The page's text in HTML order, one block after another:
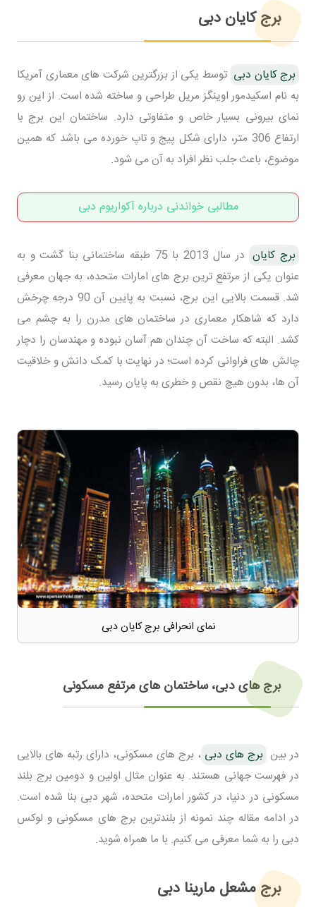
برج کایان دبی
برج کایان دبی توسط یکی از بزرگترین شرکت های معماری آمریکا
به نام اسکیدمور اوینگز مریل طراحی و ساخته شده است. از این رو
نمای بیرونی بسیار خاص و متفاوتی دارد. ساختمان این برج با
ارتفاع 306 متر، دارای شکل پیج و تاپ خورده می باشد که همین
موضوع، باعث جلب نظر افراد به آن می شود.
مطالبی خواندنی درباره آکواریوم دبی
برج کایان
در سال 2013 با 75 طبقه ساختمانی بنا گشت و به
عنوان یکی از مرتفع ترین برج های امارات متحده، به جهان معرفی
شد. قسمت بالایی این برج، نسبت به پایین آن 90 درجه چرخش
دارد که شاهکار معماری در ساختمان های مدرن را به چشم می
کشد. البته که ساخت آن چندان هم آسان نبوده و مهندسان را دچار
چالش های فراوانی کرده است؛ در نهایت با کمک دانش و خلاقیت
آن ها، بدون هیچ نقص و خطری به پایان رسید.
نمای انحرافی برج کایان دبی
برج های دبی، ساختمان های مرتفع مسکونی
در بین برج های دبی ، برج های مسکونی، دارای رتبه های بالایی
در فهرست جهانی هستند. به عنوان مثال اولین و دومین برج بلند
مسکونی در دنیا، در کشور امارات متحده، شهر دبی بنا شده است.
در ادامه مقاله چند نمونه از بلندترین برج های مسکونی و لوکس
دبی را به شما معرفی می کنیم. با ما همراه شوید.
برج مشعل مارینا دبی